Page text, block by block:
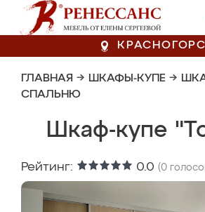
ГЛАВНАЯ → ШКАФЫ-КУПЕ →
СПАЛЬНЮ
Шкаф-купе
Рейтинг: 0.0 (0